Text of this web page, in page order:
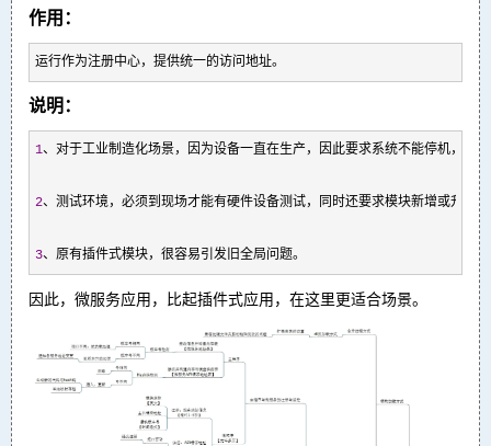
作用：
运行作为注册中心，提供统一的访问地址。
说明：
1、对于工业制造化场景，因为设备一直在生产，因此要求系统不能停机，一
2、测试环境，必须到现场才能有硬件设备测试，同时还要求模块新增或升级
3、原有插件式模块，很容易引发旧全局问题。
因此，微服务应用，比起插件式应用，在这里更适合场景。